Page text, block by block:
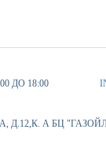
ДО 18:00
Д.12,К. А БЦ